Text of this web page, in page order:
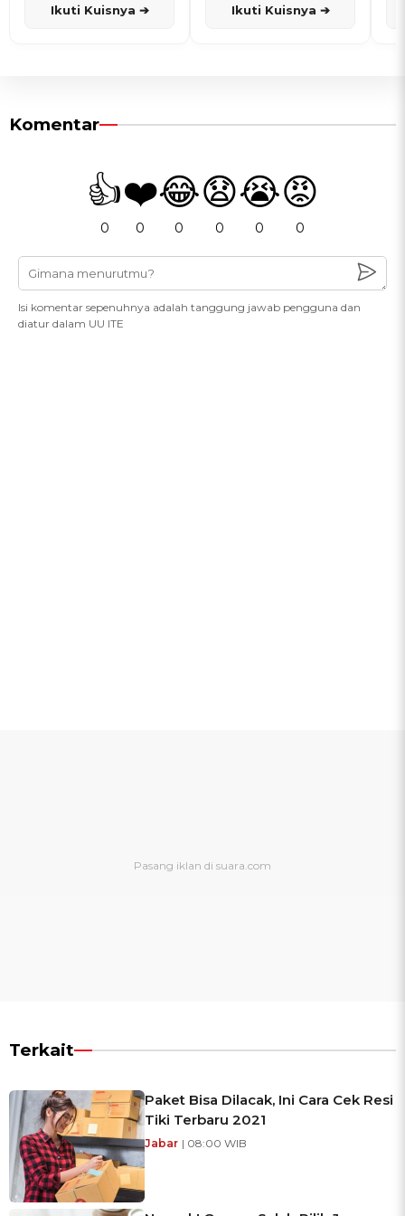
Ikuti Kuisnya ➔ Ikuti Kuisnya ➔
Komentar
👍
0
❤️
0
😂
0
😧
0
😭
0
😡
0
Isi komentar sepenuhnya adalah tanggung jawab pengguna dan
diatur dalam UU ITE
Terkait
Paket Bisa Dilacak, Ini Cara Cek Resi
Tiki Terbaru 2021
Jabar | 08:00 WIB